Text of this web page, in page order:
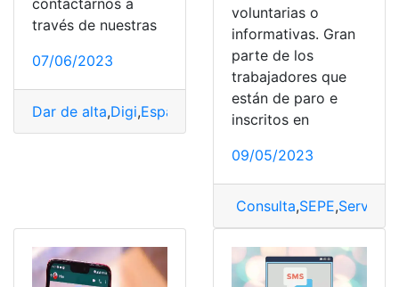
contactarnos a
través de nuestras
07/06/2023
Dar de alta,Digi,España Premium SMS Suscripción
voluntarias o
informativas. Gran
parte de los
trabajadores que
están de paro e
inscritos en
09/05/2023
Consulta,SEPE,